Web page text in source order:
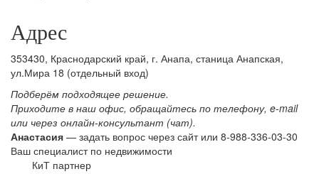
Адрес
353430, Краснодарский край, г. Анапа, станица Анапская,
ул.Мира 18 (отдельный вход)
Подберём подходящее решение.
Приходите в наш офис, обращайтесь по телефону, e-mail
или через онлайн-консультант (чат).
Анастасия — задать вопрос через сайтили 8-988-336-03-30
Ваш специалист по недвижимости
КиТ партнер